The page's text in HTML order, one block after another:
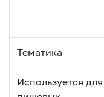
Тематика
Используется для